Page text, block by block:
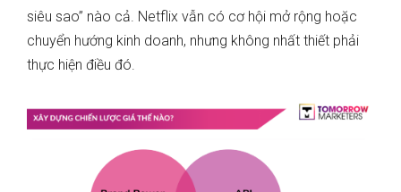
siêu sao” nào cả. Netflix vẫn có cơ hội mở rộng hoặc
chuyển hướng kinh doanh, nhưng không nhất thiết phải
thực hiện điều đó.